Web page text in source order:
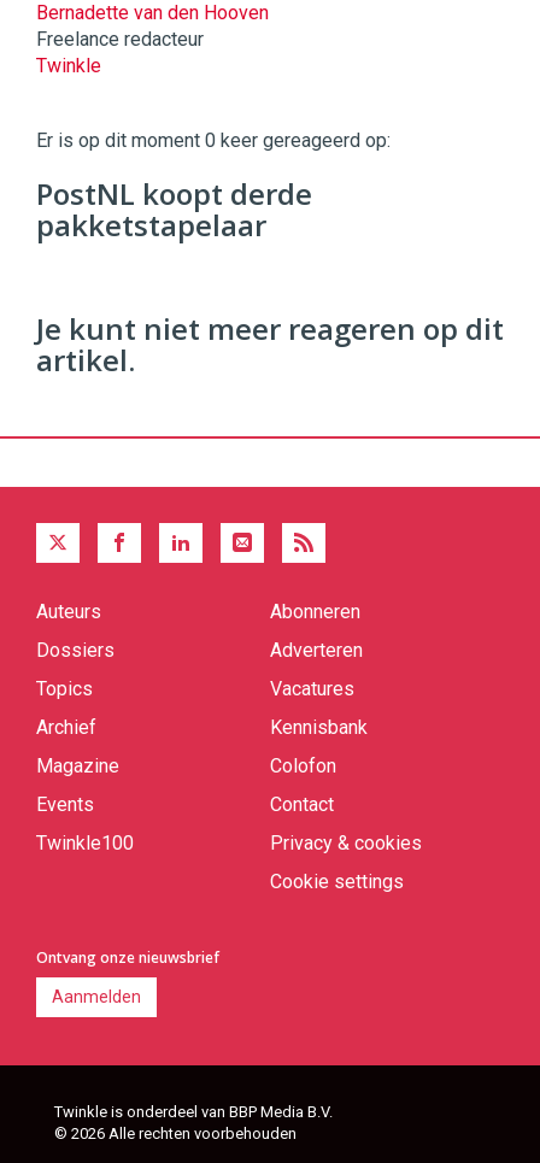
Bernadette van den Hooven
Freelance redacteur
Twinkle
|
Digital
Commerce
https://twinklemagazine.nl
9654
Er is op dit moment 0 keer gereageerd op:
PostNL koopt derde
pakketstapelaar
Je kunt niet meer reageren op dit
artikel.
Quick
Auteurs
Dossiers
Topics
Archief
Magazine
Events
Twinkle100
Abonneren
Adverteren
Vacatures
Kennisbank
Colofon
Contact
Privacy & cookies
Cookie settings
Ontvang onze nieuwsbrief
Aanmelden
Twinkle is onderdeel van BBP Media B.V.
© 2026 Alle rechten voorbehouden